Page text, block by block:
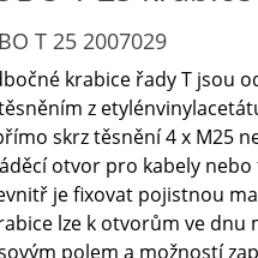
T 25 2007029
krabice řady T jsou
z
skrz těsnění 4 x M25
otvor pro kabely
je fixovat pojistnou
lze k otvorům ve
polem a možností